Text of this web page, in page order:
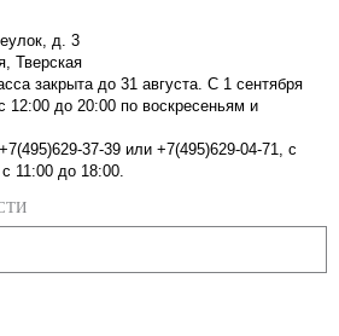
д. 3
Тверская
закрыта до 31 августа. С 1 сентября
12:00 до 20:00 по воскресеньям и
37-39 или +7(495)629-04-71, с
11:00 до 18:00.